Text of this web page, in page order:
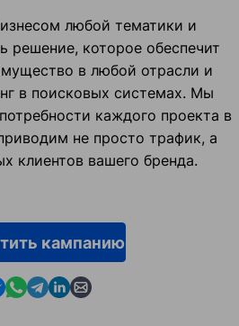
любой тематики и
решение, которое обеспечит
в любой отрасли и
в поисковых системах. Мы
каждого проекта в
не просто трафик, а
клиентов вашего бренда.
кампанию
us in Messenger
Contact us in WhatsApp
Contact us in Telegram
Contact us in Linkedin
Contact us by email